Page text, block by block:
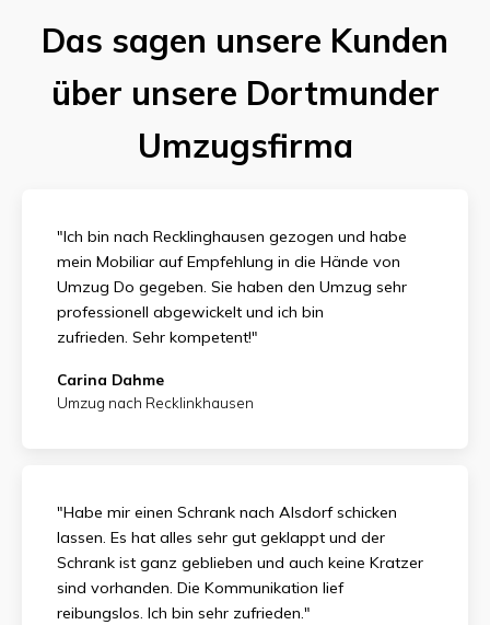
Das sagen unsere Kunden
über unsere Dortmunder
Umzugsfirma
"Ich bin nach Recklinghausen gezogen und habe
mein Mobiliar auf Empfehlung in die Hände von
Umzug Do gegeben. Sie haben den Umzug sehr
professionell abgewickelt und ich bin
zufrieden. Sehr kompetent!"
Carina Dahme
Umzug nach Recklinkhausen
"Habe mir einen Schrank nach Alsdorf schicken
lassen. Es hat alles sehr gut geklappt und der
Schrank ist ganz geblieben und auch keine Kratzer
sind vorhanden. Die Kommunikation lief
reibungslos. Ich bin sehr zufrieden."